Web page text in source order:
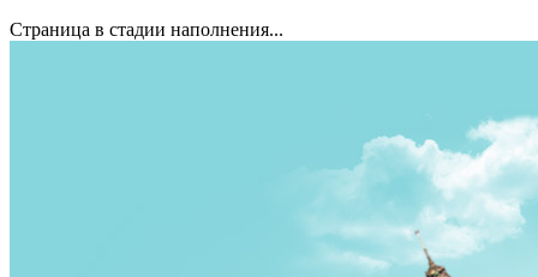
Страница в стадии наполнения...